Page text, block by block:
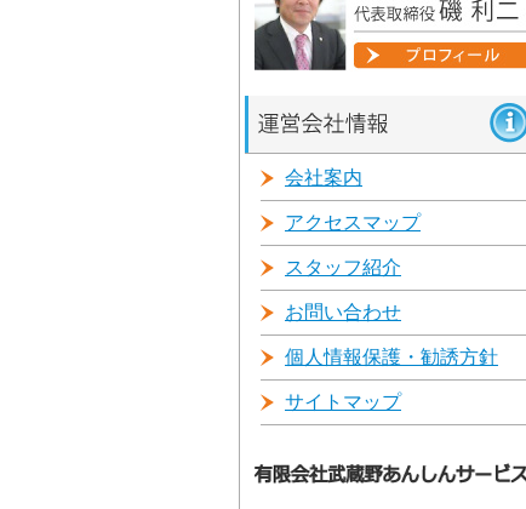
会社案内
アクセスマップ
スタッフ紹介
お問い合わせ
個人情報保護・勧誘方針
サイトマップ